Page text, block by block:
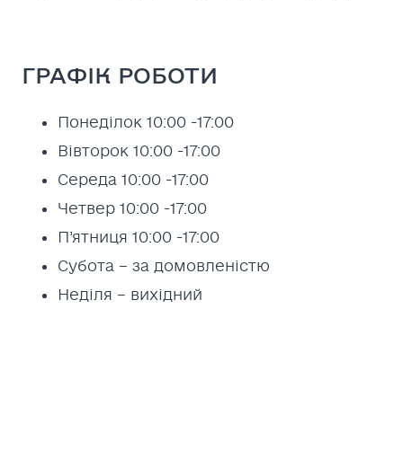
ГРАФІК РОБОТИ
Понеділок 10:00 -17:00
Вівторок 10:00 -17:00
Середа 10:00 -17:00
Четвер 10:00 -17:00
П’ятниця 10:00 -17:00
Субота – за домовленістю
Неділя – вихідний